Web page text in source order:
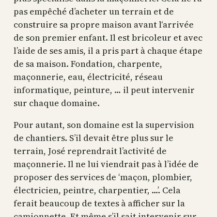
pas empêché d’acheter un terrain et de
construire sa propre maison avant l‘arrivée
de son premier enfant. Il est bricoleur et avec
l’aide de ses amis, il a pris part à chaque étape
de sa maison. Fondation, charpente,
maçonnerie, eau, électricité, réseau
informatique, peinture, … il peut intervenir
sur chaque domaine.
Pour autant, son domaine est la supervision
de chantiers. S’il devait être plus sur le
terrain, José reprendrait l’activité de
maçonnerie. Il ne lui viendrait pas à l’idée de
proposer des services de ‘maçon, plombier,
électricien, peintre, charpentier, …’. Cela
ferait beaucoup de textes à afficher sur la